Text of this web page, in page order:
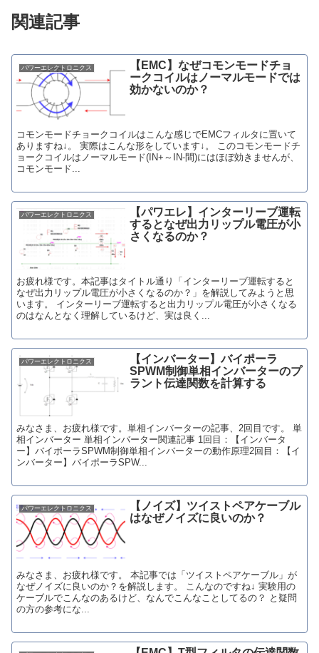
関連記事
パワーエレクトロニクス
【EMC】なぜコモンモードチョ
ークコイルはノーマルモードでは
効かないのか？
コモンモードチョークコイルはこんな感じでEMCフィルタに置いて
ありますね↓。 実際はこんな形をしています↓。 このコモンモードチ
ョークコイルはノーマルモード(IN+～IN-間)にはほぼ効きませんが、
コモンモード...
パワーエレクトロニクス
【パワエレ】インターリーブ運転
するとなぜ出力リップル電圧が小
さくなるのか？
お疲れ様です。本記事はタイトル通り「インターリーブ運転すると
なぜ出力リップル電圧が小さくなるのか？」を解説してみようと思
います。 インターリーブ運転すると出力リップル電圧が小さくなる
のはなんとなく理解しているけど、実は良く...
パワーエレクトロニクス
【インバーター】バイポーラ
SPWM制御単相インバーターのプ
ラント伝達関数を計算する
みなさま、お疲れ様です。単相インバーターの記事、2回目です。 単
相インバーター 単相インバーター関連記事 1回目：【インバータ
ー】バイポーラSPWM制御単相インバーターの動作原理2回目：【イ
ンバーター】バイポーラSPW...
パワーエレクトロニクス
【ノイズ】ツイストペアケーブル
はなぜノイズに良いのか？
みなさま、お疲れ様です。 本記事では「ツイストペアケーブル」が
なぜノイズに良いのか？を解説します。 こんなのですね↓ 実験用の
ケーブルでこんなのあるけど、なんでこんなことしてるの？ と疑問
の方の参考にな...